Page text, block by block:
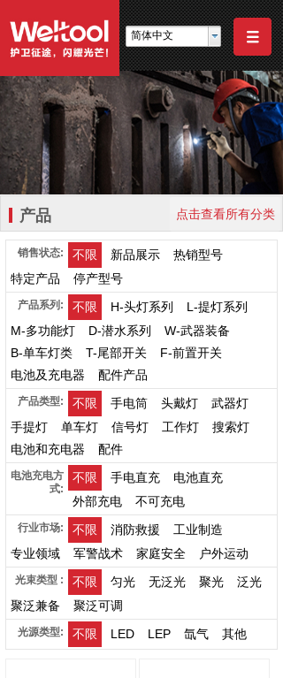
简体中文
产品 点击查看所有分类
销售状态: 不限 新品展示
热销型号
特定产品
停产型号
产品系列: 不限 H-头灯系列
L-提灯系列
M-多功能灯
D-潜水系列
W-武器装备
B-单车灯类
T-尾部开关
F-前置开关
电池及充电器
配件产品
产品类型: 不限 手电筒 头戴灯
武器灯
手提灯
单车灯 信号灯 工作灯
搜索灯
电池和充电器
配件
电池充电方
式:
不限 手电直充
电池直充
外部充电
不可充电
行业市场: 不限 消防救援
工业制造
专业领域
军警战术 家庭安全 户外运动
光束类型 : 不限 匀光 无泛光 聚光
泛光
聚泛兼备
聚泛可调
光源类型: 不限 LED LEP 氙气 其他